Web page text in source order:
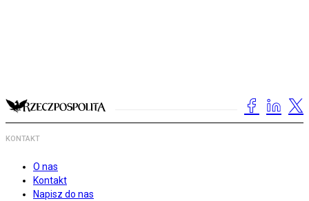
KONTAKT
O nas
Kontakt
Napisz do nas